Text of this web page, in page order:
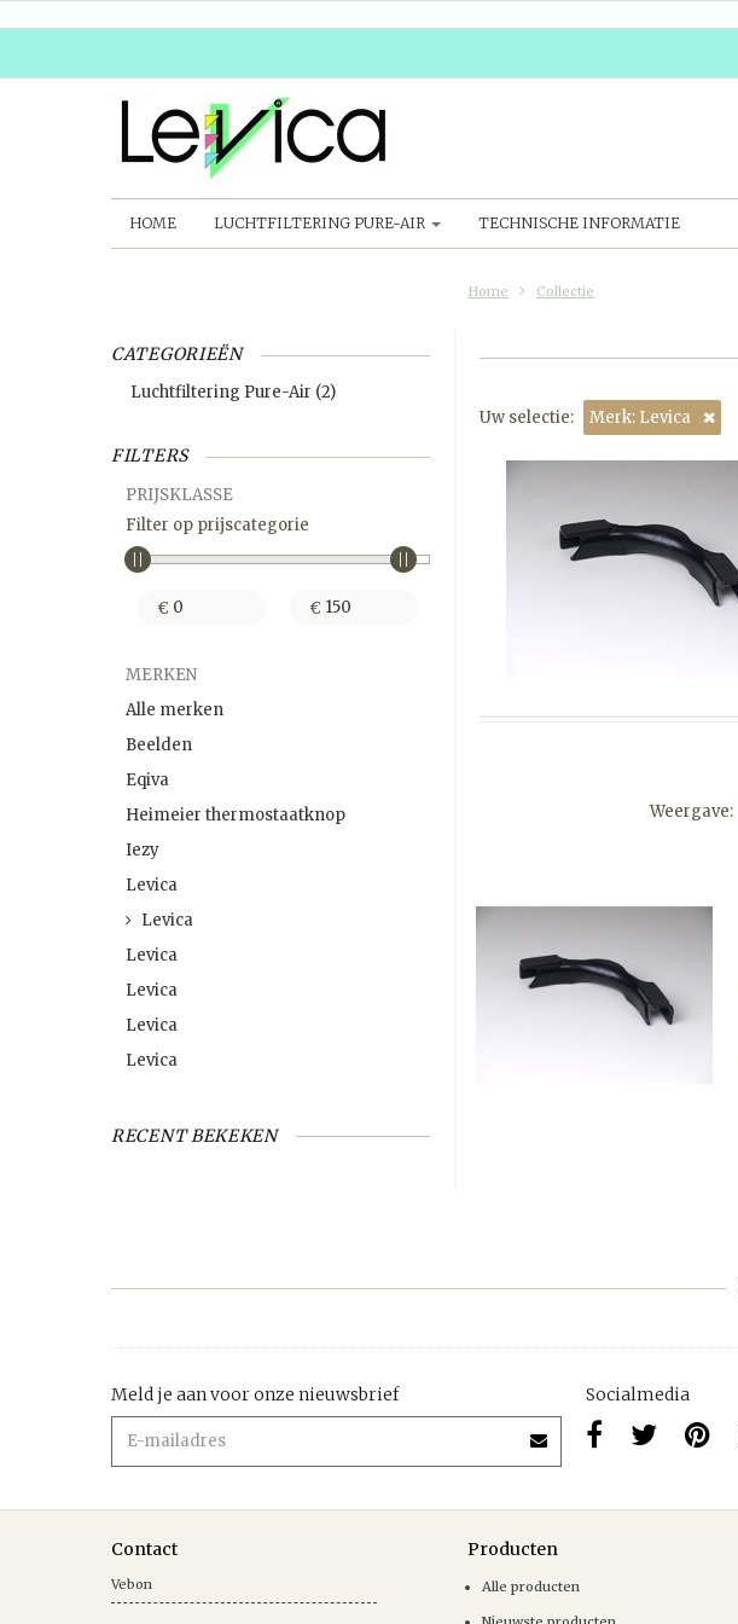
HOME LUCHTFILTERING PURE-AIR TECHNISCHE INFORMATIE
Home Collectie
CATEGORIEËN
Luchtfiltering Pure-Air (2)
FILTERS
PRIJSKLASSE
Filter op prijscategorie
€ €
MERKEN
Alle merken
Beelden
Eqiva
Heimeier thermostaatknop
Iezy
Levica
Levica
Levica
Levica
Levica
Levica
RECENT BEKEKEN
Uw selectie: Merk: Levica
Weergave
Meld je aan voor onze nieuwsbrief Socialmedia
Contact
Vebon
Producten
Alle producten